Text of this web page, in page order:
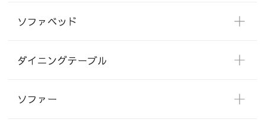
ソファベッド
ダイニングテーブル
ソファー